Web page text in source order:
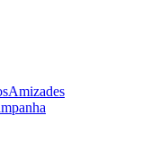
Amizades